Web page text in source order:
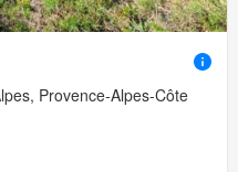
Provence-Alpes-Côte